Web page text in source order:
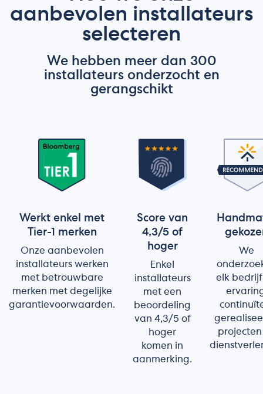
aanbevolen installateurs
selecteren
We hebben meer dan 300
installateurs onderzocht en
gerangschikt
Werkt enkel met
Tier-1 merken
Onze aanbevolen
installateurs werken
met betrouwbare
merken met degelijke
garantievoorwaarden.
Score van
4,3/5 of
hoger
Enkel
installateurs
met een
beoordeling
van 4,3/5 of
hoger
komen in
aanmerking.
We
elk
projecten